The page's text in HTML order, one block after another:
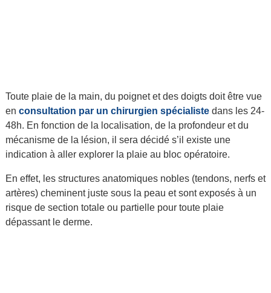
Toute plaie de la main, du poignet et des doigts doit être vue
en consultation par un chirurgien spécialistedans les 24-
48h. En fonction de la localisation, de la profondeur et du
mécanisme de la lésion, il sera décidé s’il existe une
indication à aller explorer la plaie au bloc opératoire.
En effet, les structures anatomiques nobles (tendons, nerfs et
artères) cheminent juste sous la peau et sont exposés à un
risque de section totale ou partielle pour toute plaie
dépassant le derme.